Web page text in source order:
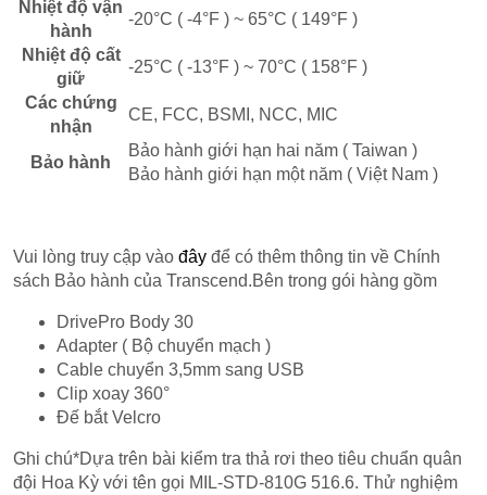
Nhiệt độ vận
hành
-20°C ( -4°F ) ~ 65°C ( 149°F )
Nhiệt độ cất
giữ
-25°C ( -13°F ) ~ 70°C ( 158°F )
Các chứng
nhận
CE, FCC, BSMI, NCC, MIC
Bảo hành
Bảo hành giới hạn hai năm ( Taiwan )
Bảo hành giới hạn một năm ( Việt Nam )
Vui lòng truy cập vàođâyđể có thêm thông tin về Chính
sách Bảo hành của Transcend.Bên trong gói hàng gồm
DrivePro Body 30
Adapter ( Bộ chuyển mạch )
Cable chuyển 3,5mm sang USB
Clip xoay 360°
Đế bắt Velcro
Ghi chú*Dựa trên bài kiểm tra thả rơi theo tiêu chuẩn quân
đội Hoa Kỳ với tên gọi MIL-STD-810G 516.6. Thử nghiệm